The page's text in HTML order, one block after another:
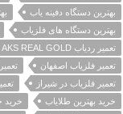
بهترین دستگاه دفینه یاب
بهترین دستگاه های فلزیاب
تعمیر ردیاب AKS REAL GOLD
تعمیر فلزیاب اصفهان
تعمیر فلزیاب در شیراز
خرید بهترین طلایاب
خرید